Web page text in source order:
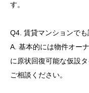
す。
Q4. 賃貸マンションで
A. 基本的には物件オー
に原状回復可能な仮設
ご相談ください。